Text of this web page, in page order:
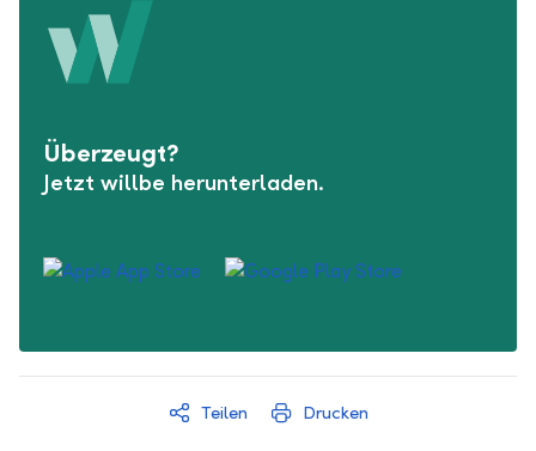
Überzeugt?
Jetzt willbe herunterladen.
Teilen Drucken